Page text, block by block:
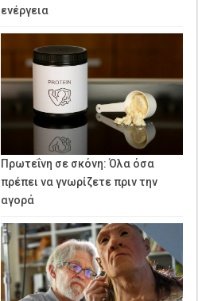
ενέργεια
Πρωτεΐνη σε σκόνη: Όλα όσα
πρέπει να γνωρίζετε πριν την
αγορά